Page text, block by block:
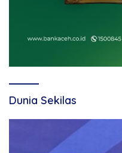
Dunia Sekilas